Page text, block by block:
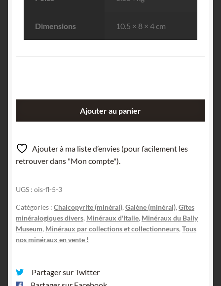
Dimensions 10.5 × 8 × 4 cm
(Bleiglanz),
chalcopyrite
(Kupferkies),
de
Lanzi,
Toscane,
Italie.
Ajouter au panier
Ajouter à ma liste d’envies (pour facilement les
retrouver dans "Mon compte").
UGS : ois-fl-5-3
Catégories : Chalcopyrite (minéral), Galène (minéral), Gîtes
minéralogiques divers, Minéraux d'Italie, Minéraux du Bally
Museum, Minéraux par collections et collectionneurs, Tous
nos minéraux en vente !
Partager sur Twitter